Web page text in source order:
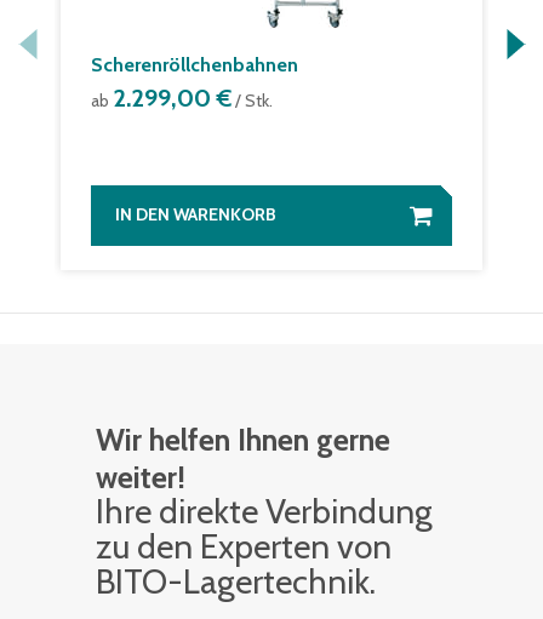
Scherenröllchenbahnen
ab 2.299,00 €/ Stk.
IN DEN WARENKORB
Wir helfen Ihnen gerne
weiter!
Ihre di­rek­te Ver­bin­dung
zu den Ex­per­ten von
BITO-La­ger­tech­nik.